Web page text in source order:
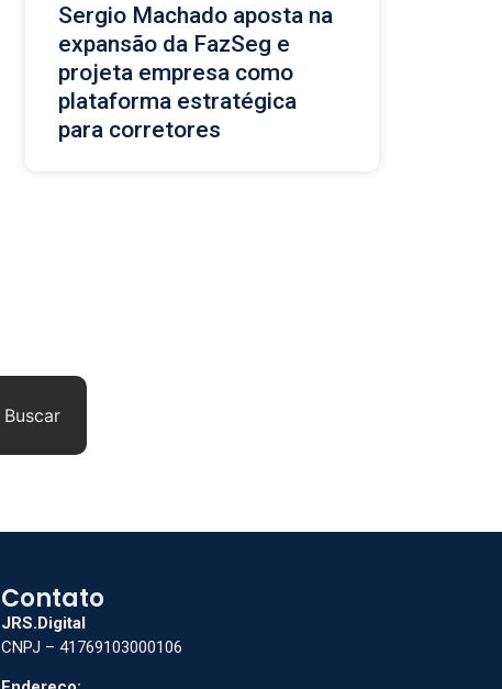
Buscar
Sergio Machado aposta na
expansão da FazSeg e
projeta empresa como
plataforma estratégica
para corretores
Contato
JRS.Digital
CNPJ – 41769103000106